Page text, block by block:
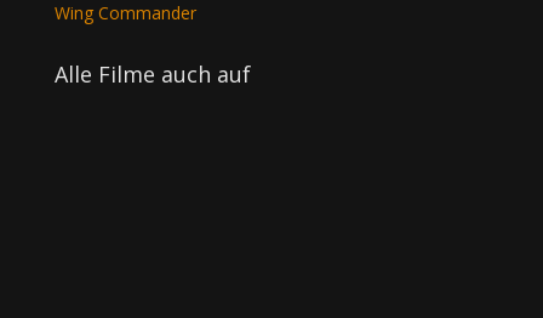
Wing Commander
Alle Filme auch auf